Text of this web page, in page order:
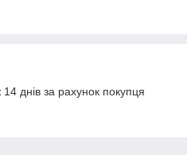
днів за рахунок покупця